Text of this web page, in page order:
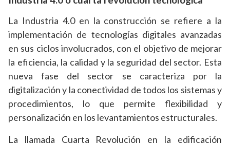
La Industria 4.0 en la construcción se refiere a la
implementación de tecnologías digitales avanzadas
en sus ciclos involucrados, con el objetivo de mejorar
la eficiencia, la calidad y la seguridad del sector. Esta
nueva fase del sector se caracteriza por la
digitalización y la conectividad de todos los sistemas y
procedimientos, lo que permite flexibilidad y
personalización en los levantamientos estructurales.
La llamada Cuarta Revolución en la edificación